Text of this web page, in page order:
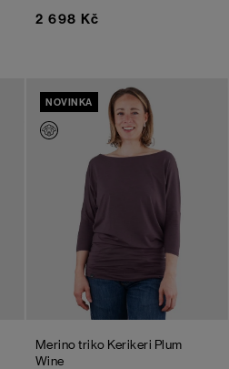
2 698 Kč
NOVINKA
Merino triko Kerikeri Plum
Wine